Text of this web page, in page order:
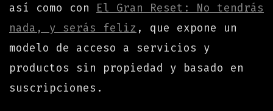
así como con El Gran Reset: No tendrás
nada, y serás feliz , que expone un
modelo de acceso a servicios y
productos sin propiedad y basado en
suscripciones.